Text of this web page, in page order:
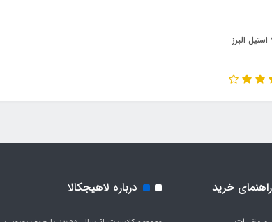
راهنمای خرید درباره لاهیجکالا